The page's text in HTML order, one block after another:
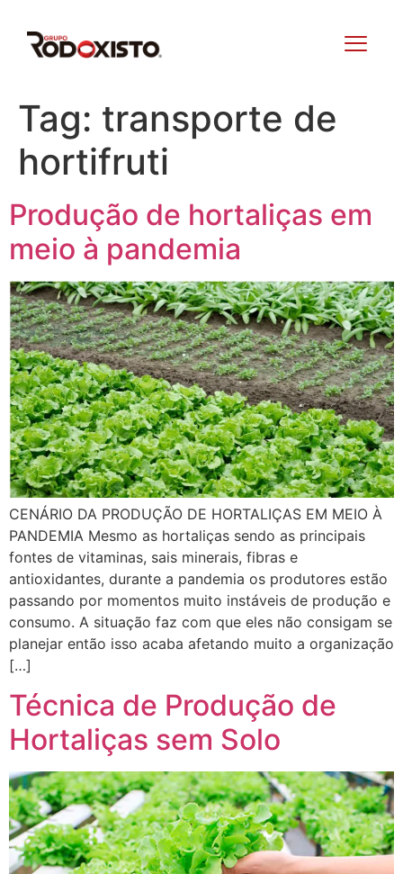
Tag: transporte de
hortifruti
Produção de hortaliças em
meio à pandemia
CENÁRIO DA PRODUÇÃO DE HORTALIÇAS EM MEIO À
PANDEMIA Mesmo as hortaliças sendo as principais
fontes de vitaminas, sais minerais, fibras e
antioxidantes, durante a pandemia os produtores estão
passando por momentos muito instáveis de produção e
consumo. A situação faz com que eles não consigam se
planejar então isso acaba afetando muito a organização
[…]
Técnica de Produção de
Hortaliças sem Solo